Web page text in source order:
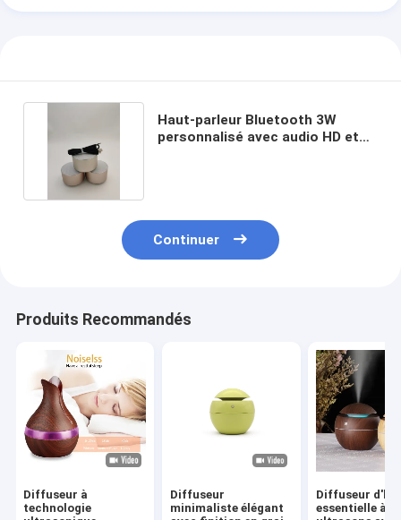
Haut-parleur Bluetooth 3W
personnalisé avec audio HD et
Continuer
Produits Recommandés
Diffuseur à
technologie
Diffuseur
minimaliste élégant
Diffuseur
essentielle à